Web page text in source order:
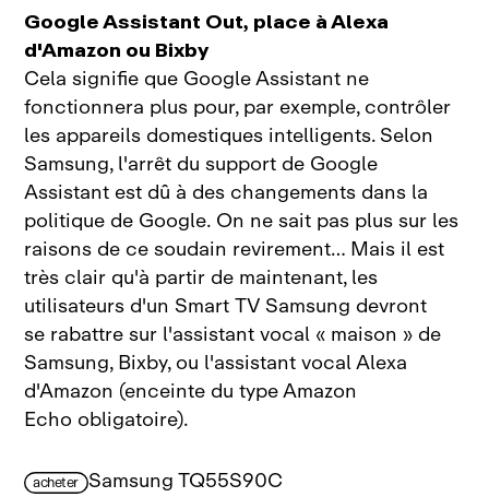
Google Assistant Out, place à Alexa
d'Amazon ou Bixby
Cela signifie que Google Assistant ne
fonctionnera plus pour, par exemple, contrôler
les appareils domestiques intelligents. Selon
Samsung, l'arrêt du support de Google
Assistant est dû à des changements dans la
politique de Google. On ne sait pas plus sur les
raisons de ce soudain revirement… Mais il est
très clair qu'à partir de maintenant, les
utilisateurs d'un Smart TV Samsung devront
se rabattre sur l'assistant vocal « maison » de
Samsung, Bixby, ou l'assistant vocal Alexa
d'Amazon (enceinte du type Amazon
Echo obligatoire).
acheter Samsung TQ55S90C